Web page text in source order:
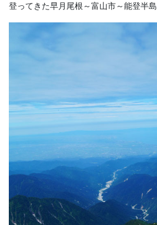
登ってきた早月尾根～富山市～能登半島